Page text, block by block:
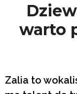
warto
Zalia to